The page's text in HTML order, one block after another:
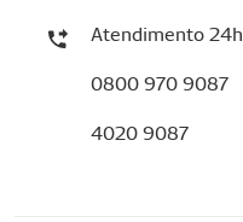
Atendimento 24h
0800 970 9087
4020 9087